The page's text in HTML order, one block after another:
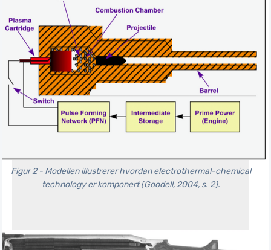
Figur 2 - Modellen illustrerer hvordan electrothermal-chemical
technology er komponert (Goodell, 2004, s. 2).